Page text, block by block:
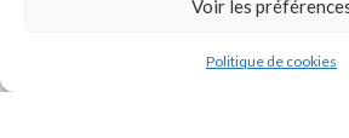
Voir les
Politique de cookies